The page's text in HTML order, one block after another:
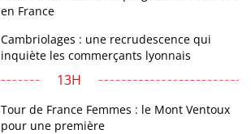
en France
Cambriolages : une recrudescence qui
inquiète les commerçants lyonnais
13H
Tour de France Femmes : le Mont Ventoux
pour une première